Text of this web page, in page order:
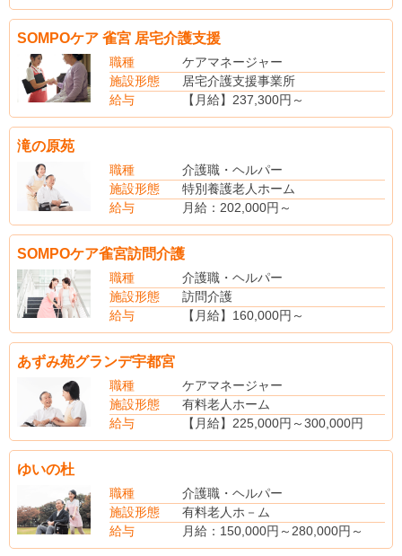
【賞与】年2回
【社会保険】完備
【退職金制度】あり
SOMPOケア 雀宮 居宅介護支援
職種
ケアマネージャー
施設形態
居宅介護支援事業所
給与
【月給】237,300円～
【賞与】年2回
【退職金制度】あり
滝の原苑
職種
介護職・ヘルパー
施設形態
特別養護老人ホーム
給与
月給：202,000円～
（別途手当）
住宅手当（上限27.000円）
家族手当
超過勤務手当
賞与あり（昨年度実績・年2回・3.9ヵ月分支給）
SOMPOケア雀宮訪問介護
職種
介護職・ヘルパー
施設形態
訪問介護
給与
【月給】160,000円～
【賞与】年2回
【退職金制度】あり
あずみ苑グランデ宇都宮
職種
ケアマネージャー
施設形態
有料老人ホーム
給与
【月給】225,000円～300,000円
【賞与】年2回
【退職金制度】あり
ゆいの杜
職種
介護職・ヘルパー
施設形態
有料老人ホ－ム
給与
月給：150,000円～280,000円～
（手当内訳）